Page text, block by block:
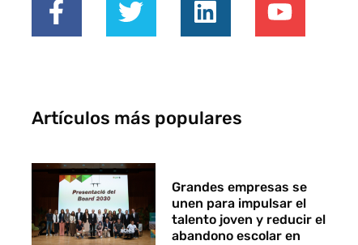
Artículos más populares
Grandes empresas se
unen para impulsar el
talento joven y reducir el
abandono escolar en